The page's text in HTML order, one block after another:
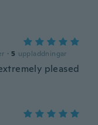
· 5 uppladdningar
pleased